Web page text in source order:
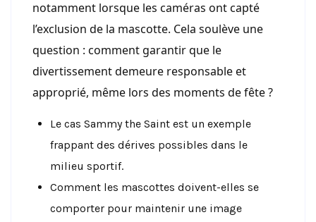
notamment lorsque les caméras ont capté
l’exclusion de la mascotte. Cela soulève une
question : comment garantir que le
divertissement demeure responsable et
approprié, même lors des moments de fête ?
Le cas Sammy the Saint est un exemple
frappant des dérives possibles dans le
milieu sportif.
Comment les mascottes doivent-elles se
comporter pour maintenir une image